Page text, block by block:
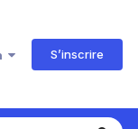
S’inscrire